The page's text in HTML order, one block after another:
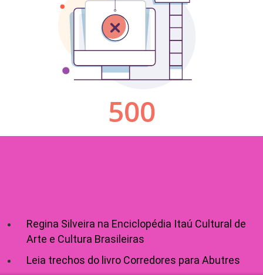
Regina Silveira na Enciclopédia Itaú Cultural de
Arte e Cultura Brasileiras
Leia trechos do livro Corredores para Abutres